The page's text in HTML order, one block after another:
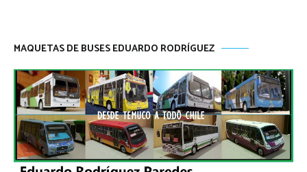
MAQUETAS DE BUSES EDUARDO RODRÍGUEZ